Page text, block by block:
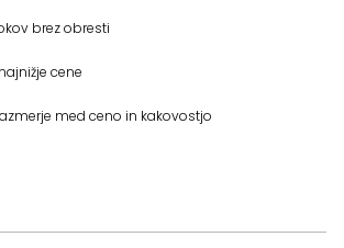
brez obresti
cene
med ceno in kakovostjo